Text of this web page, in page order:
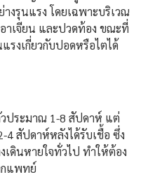
งรุนแรง โดยเฉพาะบริเวณ
าเจียน และปวดท้อง ขณะที่
รงเกี่ยวกับปอดหรือไตได้
ประมาณ 1-8 สัปดาห์ แต่
4 สัปดาห์หลังได้รับเชื้อ ซึ่ง
เดินหายใจทั่วไป ทำให้ต้อง
กแพทย์